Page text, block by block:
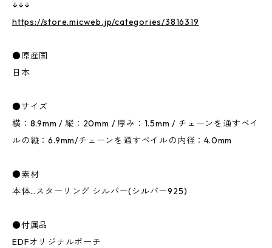
↓↓↓
https://store.micweb.jp/categories/3816319
●原産国
日本
●サイズ
横：8.9mm / 縦：20mm / 厚み：1.5mm / チェーンを通すベイ
ルの縦：6.9mm/チェーンを通すベイルの内径：4.0mm
●素材
本体…スターリング シルバー(シルバー925)
●付属品
EDFオリジナルポーチ